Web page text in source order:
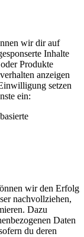
wir dir auf
Inhalte
Produkte
anzeigen
setzen
ein:
wir den Erfolg
nachvollziehen,
Dazu
Daten
du deren